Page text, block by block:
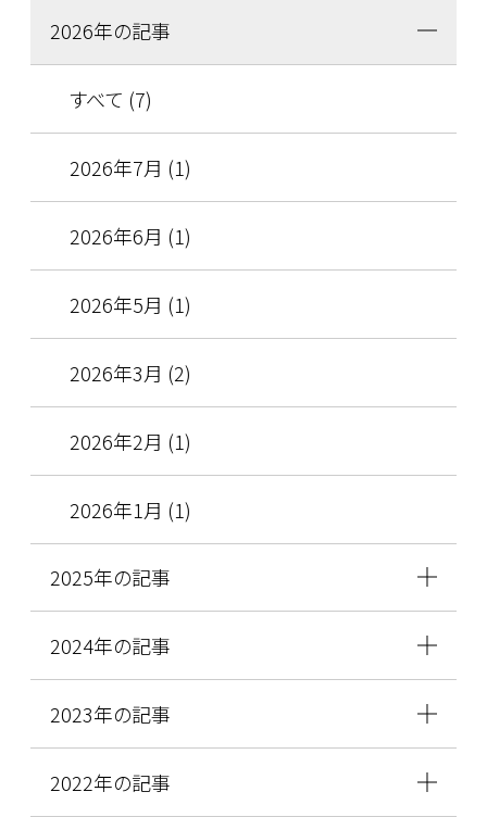
2026年の記事
すべて (7)
2026年7月 (1)
2026年6月 (1)
2026年5月 (1)
2026年3月 (2)
2026年2月 (1)
2026年1月 (1)
2025年の記事
2024年の記事
2023年の記事
2022年の記事